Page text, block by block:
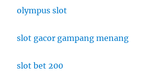
olympus slot
slot gacor gampang menang
slot bet 200